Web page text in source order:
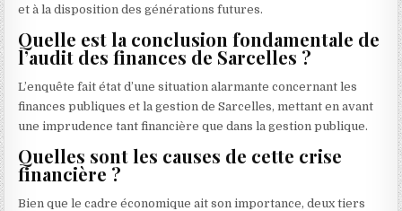
et à la disposition des générations futures.
Quelle est la conclusion fondamentale de
l’audit des finances de Sarcelles ?
L’enquête fait état d’une situation alarmante concernant les
finances publiques et la gestion de Sarcelles, mettant en avant
une imprudence tant financière que dans la gestion publique.
Quelles sont les causes de cette crise
financière ?
Bien que le cadre économique ait son importance, deux tiers